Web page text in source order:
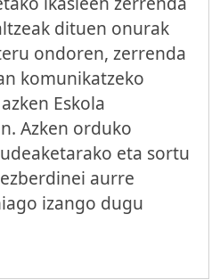
dituen onurak
ondoren, zerrenda
komunikatzeko
Eskola
Azken orduko
eta sortu
aurre
izango dugu